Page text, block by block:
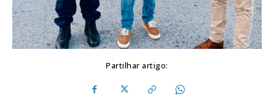
Partilhar artigo: